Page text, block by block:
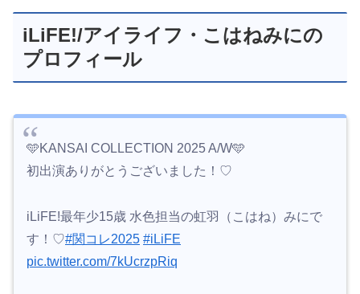
iLiFE!/アイライフ・こはねみにの
プロフィール
🩵KANSAI COLLECTION 2025 A/W🩵
初出演ありがとうございました！♡
iLiFE!最年少15歳 水色担当の虹羽（こはね）みにで
す！♡#関コレ2025 #iLiFE
pic.twitter.com/7kUcrzpRiq